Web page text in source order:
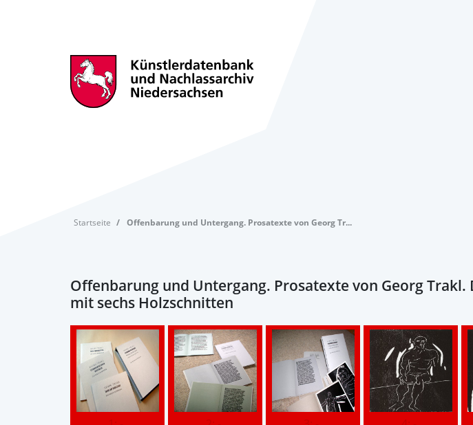
Startseite Offenbarung und Untergang. Prosatexte von Georg Tr...
Offenbarung und Untergang. Prosatexte von Georg Trakl.
mit sechs Holzschnitten